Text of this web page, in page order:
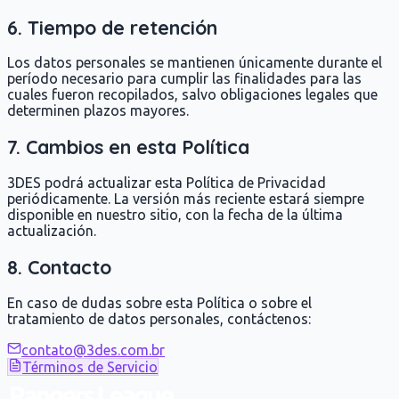
6. Tiempo de retención
Los datos personales se mantienen únicamente durante el
período necesario para cumplir las finalidades para las
cuales fueron recopilados, salvo obligaciones legales que
determinen plazos mayores.
7. Cambios en esta Política
3DES podrá actualizar esta Política de Privacidad
periódicamente. La versión más reciente estará siempre
disponible en nuestro sitio, con la fecha de la última
actualización.
8. Contacto
En caso de dudas sobre esta Política o sobre el
tratamiento de datos personales, contáctenos:
contato@3des.com.br
Términos de Servicio